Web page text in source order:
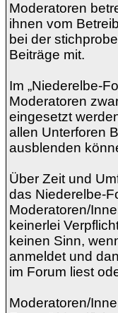
Moderatoren
ihnen vom
bei der
Beiträge mit.
Im „Niederelbe-
Moderatoren
eingesetzt
allen Unterforen
ausblenden
Über Zeit und
das Niederelbe-
Moderatoren/
keinerlei
keinen Sinn,
anmeldet und
im Forum liest
Moderatoren/